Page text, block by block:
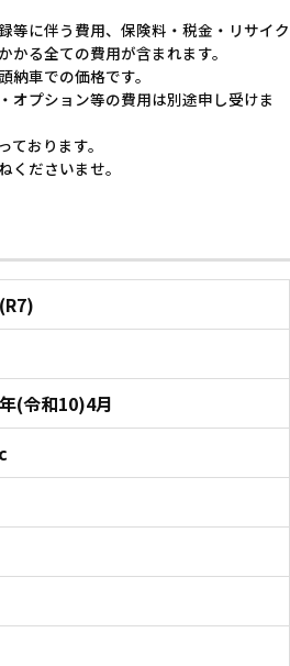
等に伴う費用、保険料・税金・リサイク
かる全ての費用が含まれます。
納車での価格です。
オプション等の費用は別途申し受けま
おります。
くださいませ。
(令和10)4月